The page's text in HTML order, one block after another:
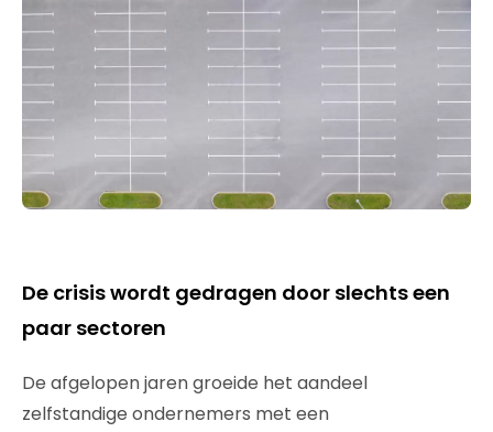
De crisis wordt gedragen door slechts een
paar sectoren
De afgelopen jaren groeide het aandeel
zelfstandige ondernemers met een